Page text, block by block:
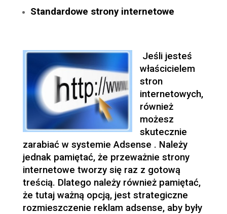
Standardowe strony internetowe
Jeśli jesteś
właścicielem
stron
internetowych,
również
możesz
skutecznie
zarabiać w systemie Adsense . Należy
jednak pamiętać, że przeważnie strony
internetowe tworzy się raz z gotową
treścią. Dlatego należy również pamiętać,
że tutaj ważną opcją, jest strategiczne
rozmieszczenie reklam adsense, aby były